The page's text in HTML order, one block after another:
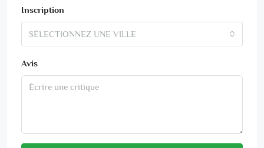
Inscription
SÉLECTIONNEZ UNE VILLE
Avis